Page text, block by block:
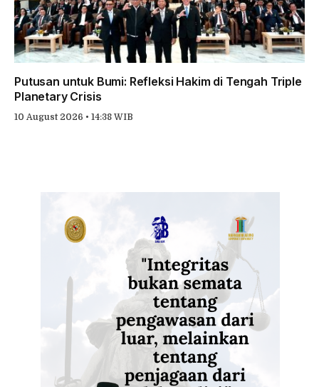
Putusan untuk Bumi: Refleksi Hakim di Tengah Triple
Planetary Crisis
10 August 2026 • 14:38 WIB